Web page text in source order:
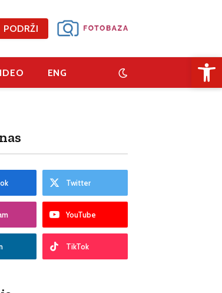
PODRŽI
ENG
Twitter
YouTube
TikTok